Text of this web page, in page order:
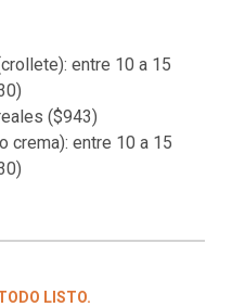
entre 10 a 15
($943)
crema): entre 10 a 15
LISTO.